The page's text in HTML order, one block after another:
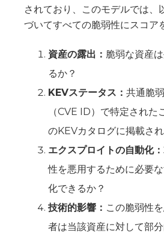
されており、このモデルでは、
づいてすべての脆弱性にスコア
‍資産の露出： 脆弱な資産
るか？
KEVステータス： 共通脆
（CVE ID）で特定された
のKEVカタログに掲載さ
エクスプロイトの自動化：
性を悪用するために必要
化できるか？
技術的影響： この脆弱性
者は当該資産に対して部